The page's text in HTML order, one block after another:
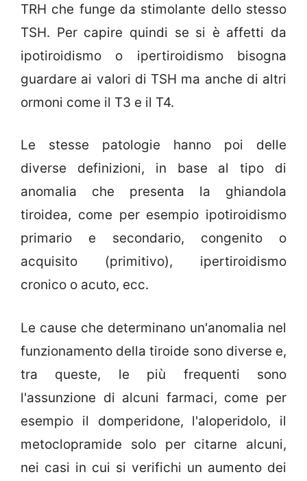
TRH che funge da stimolante dello stesso
TSH. Per capire quindi se si è affetti da
ipotiroidismo o ipertiroidismo bisogna
guardare ai valori di TSH ma anche di altri
ormoni come il T3 e il T4.
Le stesse patologie hanno poi delle
diverse definizioni, in base al tipo di
anomalia che presenta la ghiandola
tiroidea, come per esempio ipotiroidismo
primario e secondario, congenito o
acquisito (primitivo), ipertiroidismo
cronico o acuto, ecc.
Le cause che determinano un'anomalia nel
funzionamento della tiroide sono diverse e,
tra queste, le più frequenti sono
l'assunzione di alcuni farmaci, come per
esempio il domperidone, l'aloperidolo, il
metoclopramide solo per citarne alcuni,
nei casi in cui si verifichi un aumento dei